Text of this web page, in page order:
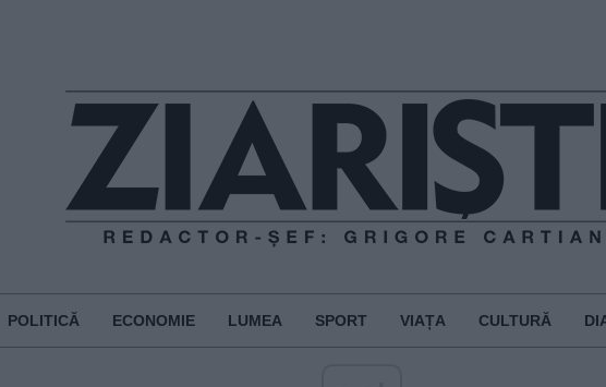
POLITICĂ ECONOMIE LUMEA SPORT VIAȚA CULTURĂ